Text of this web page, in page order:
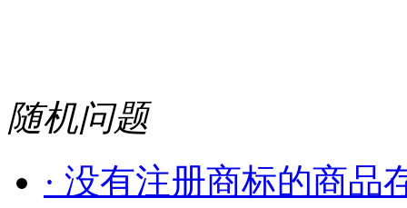
随机问题
· 没有注册商标的商品